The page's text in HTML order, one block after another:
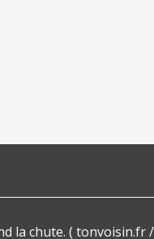
la chute. ( tonvoisin.fr /